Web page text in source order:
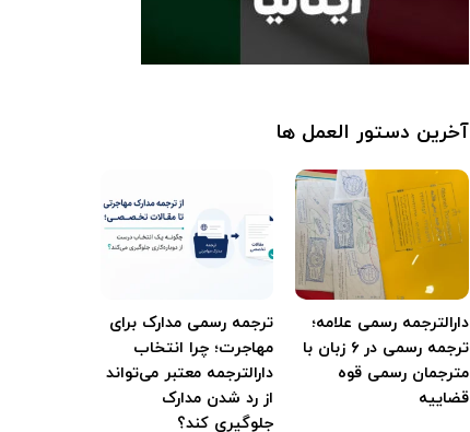
آخرین دستور العمل ها
دارالترجمه رسمی علامه؛
ترجمه رسمی در ۶ زبان با
مترجمان رسمی قوه
قضاییه
ترجمه رسمی مدارک برای
مهاجرت؛ چرا انتخاب
دارالترجمه معتبر می‌تواند
از رد شدن مدارک
جلوگیری کند؟